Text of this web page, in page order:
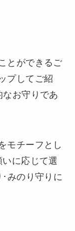
とができるご
プしてご紹
お守りであ
モチーフとし
に応じて選
みのり守りに